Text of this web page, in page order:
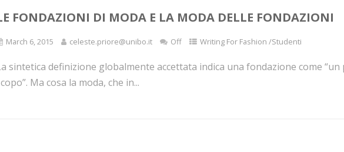
FONDAZIONI DI MODA E LA MODA DELLE FONDAZIONI
March 6, 2015 celeste.priore@unibo.it Off Writing For Fashion /Studenti
sintetica definizione globalmente accettata indica una fondazione come
Ma cosa la moda, che in...